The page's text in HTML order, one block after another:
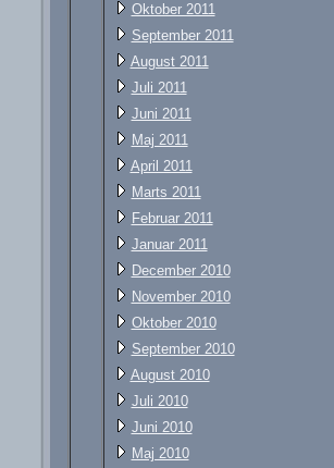
Oktober 2011
September 2011
August 2011
Juli 2011
Juni 2011
Maj 2011
April 2011
Marts 2011
Februar 2011
Januar 2011
December 2010
November 2010
Oktober 2010
September 2010
August 2010
Juli 2010
Juni 2010
Maj 2010